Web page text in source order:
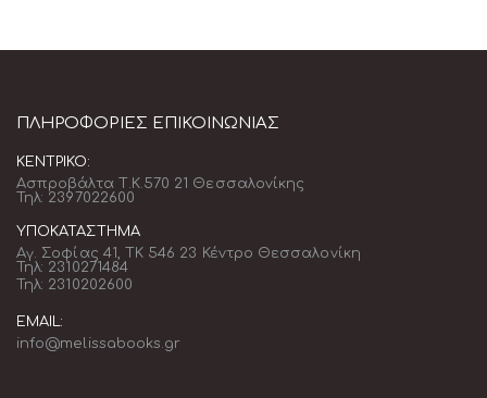
ΠΛΗΡΟΦΟΡΊΕΣ ΕΠΙΚΟΙΝΩΝΊΑΣ
ΚΕΝΤΡΙΚΌ:
Ασπροβάλτα Τ.Κ.570 21 Θεσσαλονίκης
Τηλ: 2397022600
ΥΠΟΚΑΤΆΣΤΗΜΑ
Αγ. Σοφίας 41, ΤΚ 546 23 Κέντρο Θεσσαλονίκη
Τηλ: 2310271484
Τηλ: 2310202600
EMAIL:
info@melissabooks.gr